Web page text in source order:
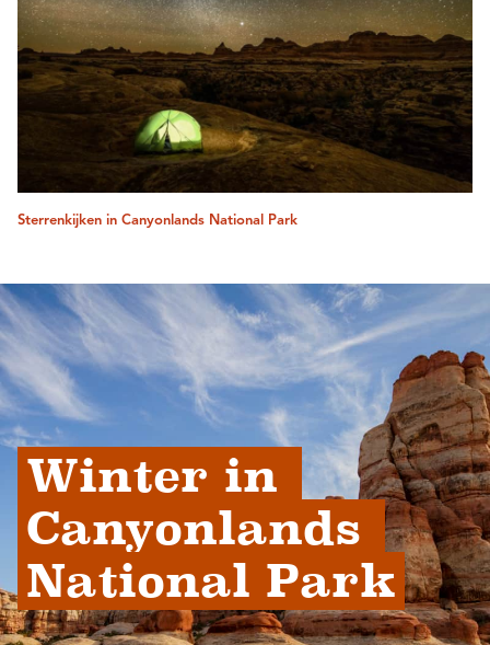
Sterrenkijken in Canyonlands National Park
Winter in
Canyonlands
National Park